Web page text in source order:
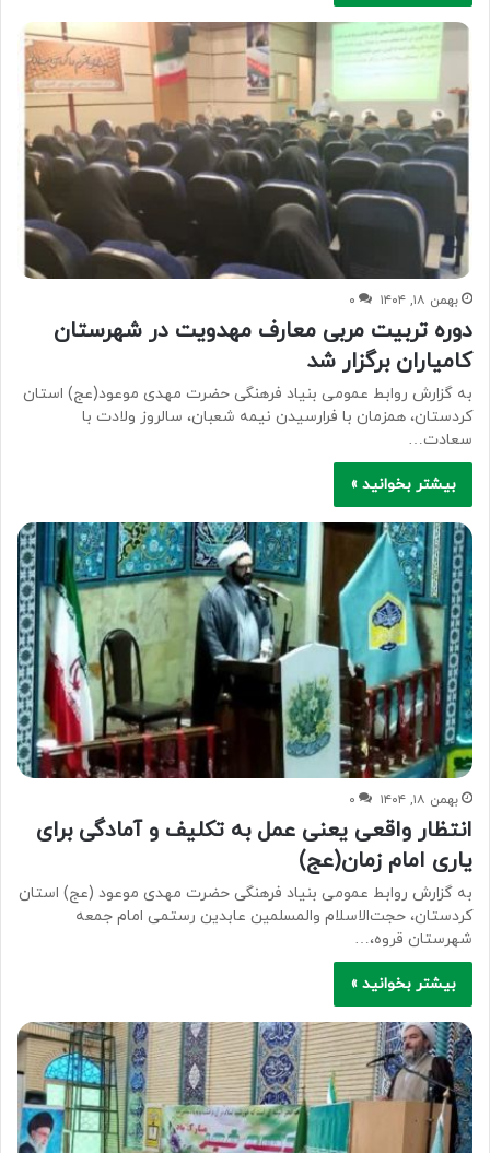
بهمن ۱۸, ۱۴۰۴ ۰
دوره تربیت مربی معارف مهدویت در شهرستان
کامیاران برگزار شد
به گزارش روابط عمومی بنیاد فرهنگی حضرت مهدی موعود(عج) استان
کردستان، همزمان با فرارسیدن نیمه شعبان، سالروز ولادت با
سعادت…
بیشتر بخوانید »
بهمن ۱۸, ۱۴۰۴ ۰
انتظار واقعی یعنی عمل به تکلیف و آمادگی برای
یاری امام زمان(عج)
به گزارش روابط عمومی بنیاد فرهنگی حضرت مهدی موعود (عج) استان
کردستان، حجت‌الاسلام والمسلمین عابدین رستمی امام جمعه
شهرستان قروه،…
بیشتر بخوانید »